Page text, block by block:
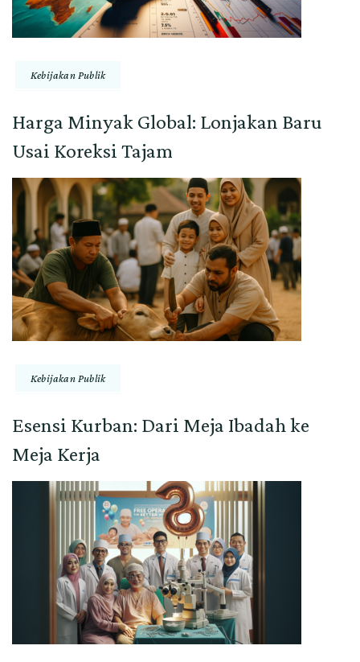
Kebijakan Publik
Harga Minyak Global: Lonjakan Baru
Usai Koreksi Tajam
Kebijakan Publik
Esensi Kurban: Dari Meja Ibadah ke
Meja Kerja